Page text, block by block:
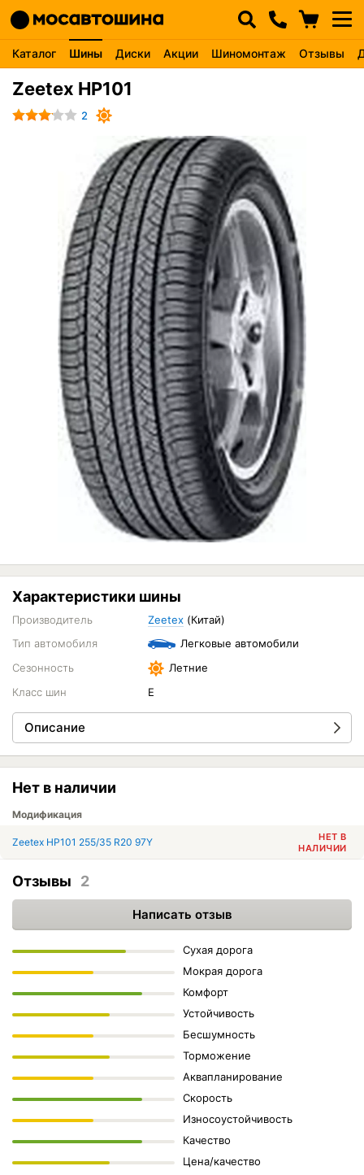
Каталог Шины Диски Акции Шиномонтаж Отзывы
Zeetex HP101
2
Характеристики шины
Производитель Zeetex (Китай)
Тип автомобиля
Легковые автомобили
Сезонность
Летние
Класс шин
E
Описание
Нет в наличии
Модификация
Zeetex HP101 255/35 R20 97Y
НЕТ В
НАЛИЧИИ
Отзывы 2
Написать отзыв
Сухая дорога
Мокрая дорога
Комфорт
Устойчивость
Бесшумность
Торможение
Аквапланирование
Скорость
Износоустойчивость
Качество
Цена/качество